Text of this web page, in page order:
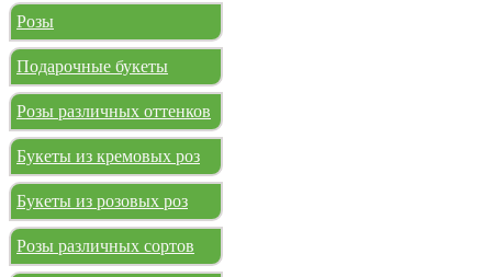
Розы
Подарочные букеты
Розы различных оттенков
Букеты из кремовых роз
Букеты из розовых роз
Розы различных сортов